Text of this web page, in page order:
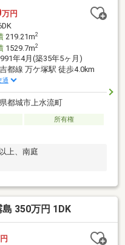
万円
219.21m2
1529.7m2
年4月(築35年5ヶ月)
吉都線 万ケ塚駅 徒歩4.0km
通
都城市上水流町
所有権
上、南庭
350万円 1DK